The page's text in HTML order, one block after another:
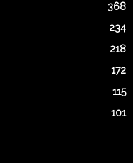
368
234
218
172
115
101